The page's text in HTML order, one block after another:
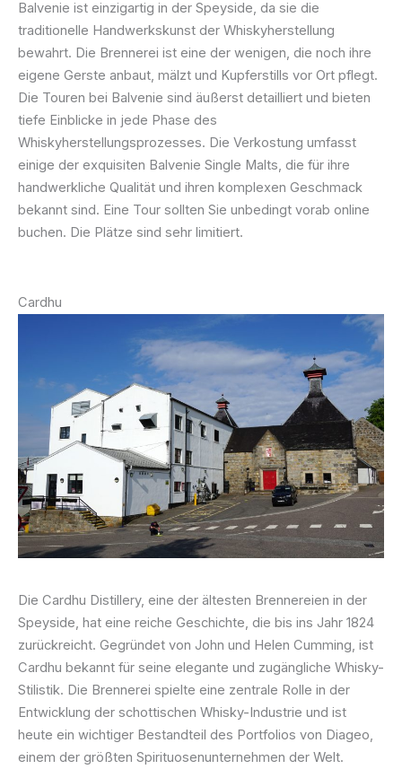
Balvenie ist einzigartig in der Speyside, da sie die
traditionelle Handwerkskunst der Whiskyherstellung
bewahrt. Die Brennerei ist eine der wenigen, die noch ihre
eigene Gerste anbaut, mälzt und Kupferstills vor Ort pflegt.
Die Touren bei Balvenie sind äußerst detailliert und bieten
tiefe Einblicke in jede Phase des
Whiskyherstellungsprozesses. Die Verkostung umfasst
einige der exquisiten Balvenie Single Malts, die für ihre
handwerkliche Qualität und ihren komplexen Geschmack
bekannt sind. Eine Tour sollten Sie unbedingt vorab online
buchen. Die Plätze sind sehr limitiert.
Cardhu
Die Cardhu Distillery, eine der ältesten Brennereien in der
Speyside, hat eine reiche Geschichte, die bis ins Jahr 1824
zurückreicht. Gegründet von John und Helen Cumming, ist
Cardhu bekannt für seine elegante und zugängliche Whisky-
Stilistik. Die Brennerei spielte eine zentrale Rolle in der
Entwicklung der schottischen Whisky-Industrie und ist
heute ein wichtiger Bestandteil des Portfolios von Diageo,
einem der größten Spirituosenunternehmen der Welt.